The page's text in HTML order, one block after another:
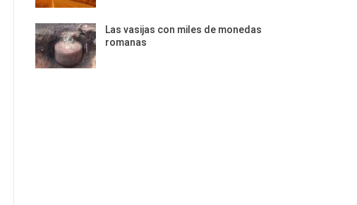
Las vasijas con miles de monedas
romanas